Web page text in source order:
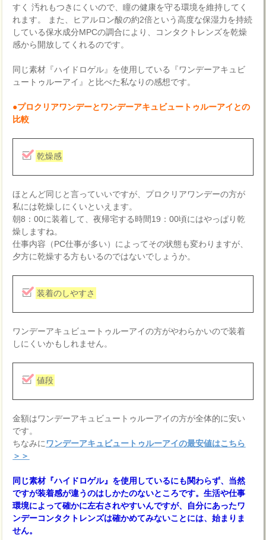
すく 汚れもつきにくいので、瞳の健康を守る環境を維持してく
れます。 また、ヒアルロン酸の約2倍という高度な保湿力を持続
している保水成分MPCの調合により、コンタクトレンズを乾燥
感から開放してくれるのです。
同じ素材『ハイドロゲル』を使用している『ワンデーアキュビ
ュートゥルーアイ』と比べた私なりの感想です。
●プロクリアワンデーとワンデーアキュビュートゥルーアイとの
比較
乾燥感
ほとんど同じと言っていいですが、プロクリアワンデーの方が
私には乾燥しにくいといえます。
朝8：00に装着して、夜帰宅する時間19：00頃にはやっぱり乾
燥しますね。
仕事内容（PC仕事が多い）によってその状態も変わりますが、
夕方に乾燥する方もいるのではないでしょうか。
装着のしやすさ
ワンデーアキュビュートゥルーアイの方がやわらかいので装着
しにくいかもしれません。
値段
金額はワンデーアキュビュートゥルーアイの方が全体的に安い
です。
ちなみに ワンデーアキュビュートゥルーアイの最安値はこちら
＞＞
同じ素材『ハイドロゲル』を使用しているにも関わらず、当然
ですが装着感が違うのはしかたのないところです。生活や仕事
環境によって確かに左右されやすいんですが、自分にあったワ
ンデーコンタクトレンズは確かめてみないことには、始まりま
せん。